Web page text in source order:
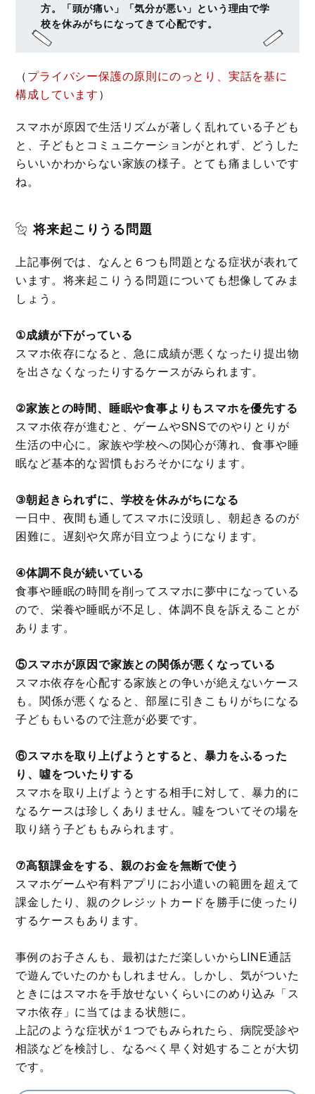
方。「頭が痛い」「気分が悪い」という理由で学
校を休みがちになってきて心配です。
（プライバシー保護の原則にのっとり、実話を基に
構成しています）
スマホが原因で生活リズムが著しく乱れている子ども
と、子どもとコミュニケーションがとれず、どうした
らいいかわからない家族の様子。とても痛ましいです
ね。
将来起こりうる問題
上記事例では、なんと６つも問題となる症状が表れて
います。将来起こりうる問題についても想像してみま
しょう。
①成績が下がっている
スマホ依存になると、急に成績が悪くなったり提出物
を出さなくなったりするケースがみられます。
②家族との時間、睡眠や食事よりもスマホを優先する
スマホ依存が進むと、ゲームやSNSでのやりとりが
生活の中心に。家族や学校への関心が薄れ、食事や睡
眠など基本的な習慣もおろそかになります。
③朝起きられずに、学校を休みがちになる
一日中、夜間も通してスマホに没頭し、朝起きるのが
困難に。遅刻や欠席が目立つようになります。
④体調不良が続いている
食事や睡眠の時間を削ってスマホに夢中になっている
ので、栄養や睡眠が不足し、体調不良を訴えることが
あります。
⑤スマホが原因で家族との関係が悪くなっている
スマホ依存を心配する家族との争いが絶えないケース
も。関係が悪くなると、部屋に引きこもりがちになる
子どももいるので注意が必要です。
⑥スマホを取り上げようとすると、暴力をふるった
り、噓をついたりする
スマホを取り上げようとする相手に対して、暴力的に
なるケースは珍しくありません。噓をついてその場を
取り繕う子どももみられます。
⑦高額課金をする、親のお金を無断で使う
スマホゲームや有料アプリにお小遣いの範囲を超えて
課金したり、親のクレジットカードを勝手に使ったり
するケースもあります。
事例のお子さんも、最初はただ楽しいからLINE通話
で遊んでいたのかもしれません。しかし、気がついた
ときにはスマホを手放せないくらいにのめり込み「ス
マホ依存」に当てはまる状態に。
上記のような症状が１つでもみられたら、病院受診や
相談などを検討し、なるべく早く対処することが大切
です。